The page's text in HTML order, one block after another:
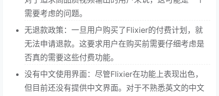
需要考虑的问题。
无退款政策：一旦用户购买了Flixier的付费计划，就
无法申请退款。这要求用户在购买前需要仔细考虑是
否真的需要这些付费功能。
没有中文使用界面：尽管Flixier在功能上表现出色，
但目前还没有提供中文界面。对于不熟悉英文的中文